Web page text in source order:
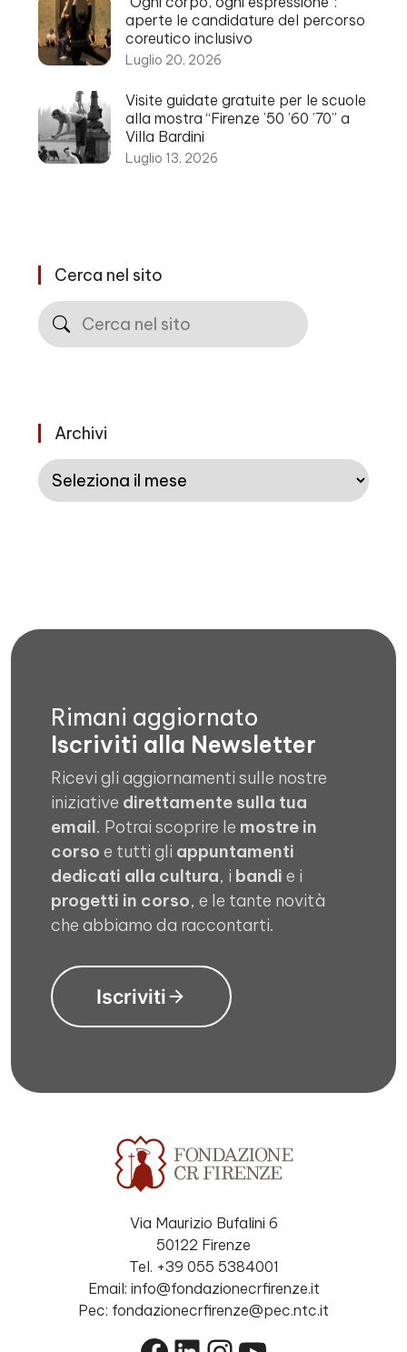
aperte le candidature del percorso
coreutico inclusivo
Luglio 20, 2026
Visite guidate gratuite per le scuole
alla mostra “Firenze ’50 ’60 ’70” a
Villa Bardini
Luglio 13, 2026
Cerca nel sito
Cerca
Archivi
Archivi
Rimani aggiornato
Iscriviti alla Newsletter
Ricevi gli aggiornamenti sulle nostre
iniziative direttamente sulla tua
email. Potrai scoprire le mostre in
corso e tutti gli appuntamenti
dedicati alla cultura, i bandi e i
progetti in corso, e le tante novità
che abbiamo da raccontarti.
Iscriviti
Via Maurizio Bufalini 6
50122 Firenze
Tel. +39 055 5384001
Email: info@fondazionecrfirenze.it
Pec: fondazionecrfirenze@pec.ntc.it